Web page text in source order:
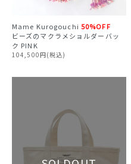
Mame Kurogouchi 50%OFF
ビーズのマクラメショルダーバッ
ク PINK
104,500円(税込)